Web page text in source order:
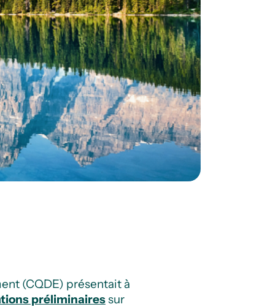
(CQDE) présentait à
préliminairessur